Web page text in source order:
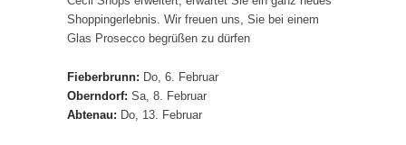
Shoppingerlebnis. Wir freuen uns, Sie bei einem
Glas Prosecco begrüßen zu dürfen
Fieberbrunn: Do, 6. Februar
Oberndorf: Sa, 8. Februar
Abtenau: Do, 13. Februar